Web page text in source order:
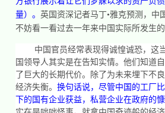
量）。 英国资深记者马丁•雅克预测，中
不妨看一看过去一年来中国实际所发生的
中国官员经常表现得诚惶诚恐，这
国领导人其实是在告知实情。他们知
了巨大的长期代价。除了为未来埋下不
经济失衡。 换句话说，尽管中国的工厂
下的国有企业获益，私营企业在政府的